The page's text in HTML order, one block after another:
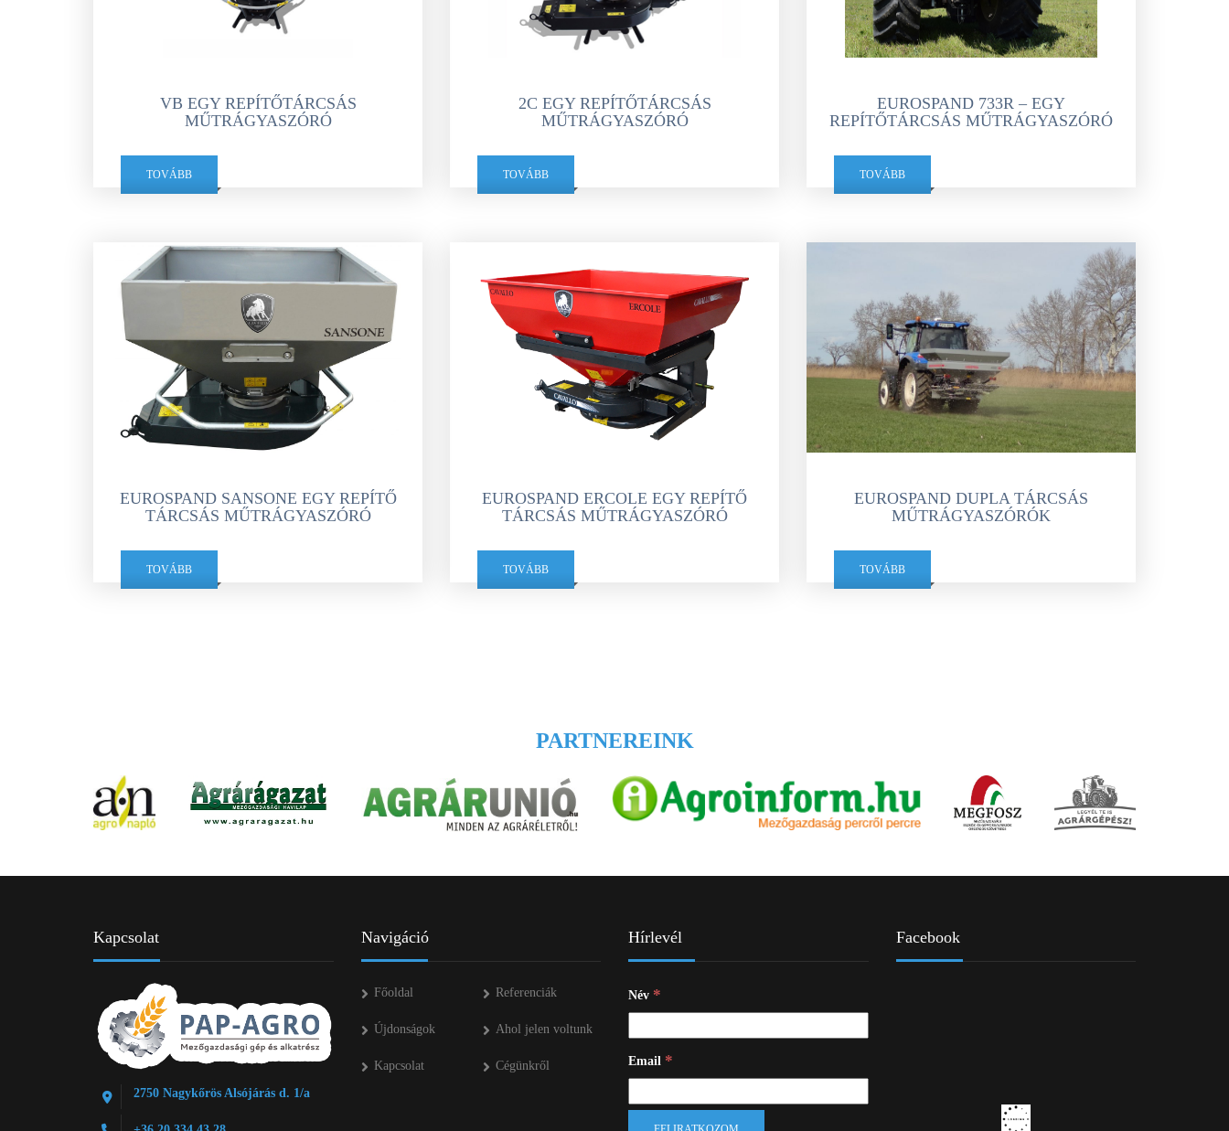
VB EGY REPÍTŐTÁRCSÁS
MŰTRÁGYASZÓRÓ
TOVÁBB
2C EGY REPÍTŐTÁRCSÁS
MŰTRÁGYASZÓRÓ
TOVÁBB
EUROSPAND 733R – EGY
REPÍTŐTÁRCSÁS MŰTRÁGYASZÓRÓ
TOVÁBB
EUROSPAND SANSONE EGY REPÍTŐ
TÁRCSÁS MŰTRÁGYASZÓRÓ
TOVÁBB
EUROSPAND ERCOLE EGY REPÍTŐ
TÁRCSÁS MŰTRÁGYASZÓRÓ
TOVÁBB
EUROSPAND DUPLA TÁRCSÁS
MŰTRÁGYASZÓRÓK
TOVÁBB
PARTNEREINK
Kapcsolat
2750 Nagykőrös Alsójárás d. 1/a
Navigáció
Főoldal Referenciák
Újdonságok Ahol jelen voltunk
Kapcsolat Cégünkről
Hírlevél
Név *
Email *
Facebook